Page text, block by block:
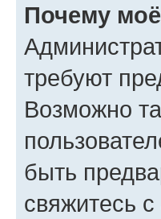
Почему
требуют
Возможно
быть
свяжитесь